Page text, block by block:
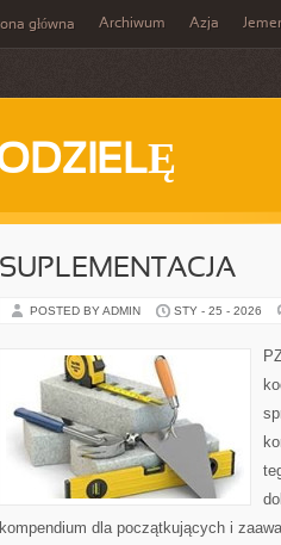
główna Archiwum Azja
SUPLEMENTACJA
POSTED BY ADMIN STY - 25 - 2026
kompendium dla początkujących i